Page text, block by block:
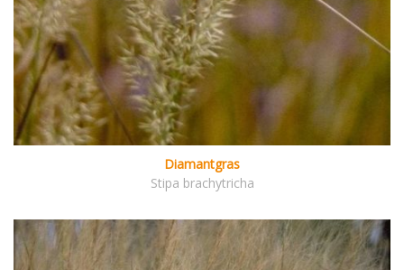
Diamantgras
Stipa brachytricha